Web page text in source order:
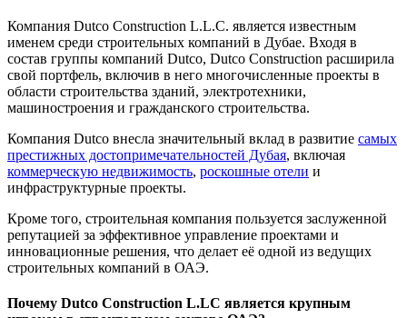
Компания Dutco Construction L.L.C. является известным
именем среди строительных компаний в Дубае. Входя в
состав группы компаний Dutco, Dutco Construction расширила
свой портфель, включив в него многочисленные проекты в
области строительства зданий, электротехники,
машиностроения и гражданского строительства.
Компания Dutco внесла значительный вклад в развитие самых
престижных достопримечательностей Дубая, включая
коммерческую недвижимость, роскошные отели и
инфраструктурные проекты.
Кроме того, строительная компания пользуется заслуженной
репутацией за эффективное управление проектами и
инновационные решения, что делает её одной из ведущих
строительных компаний в ОАЭ.
Почему Dutco Construction L.LC является крупным